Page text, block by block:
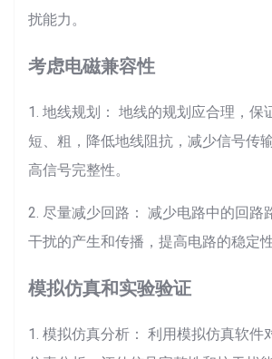
扰能力。
考虑电磁兼容性
1. 地线规划： 地线的规划应合理，保
短、粗，降低地线阻抗，减少信号传
高信号完整性。
2. 尽量减少回路： 减少电路中的回路
干扰的产生和传播，提高电路的稳定
模拟仿真和实验验证
1. 模拟仿真分析： 利用模拟仿真软件